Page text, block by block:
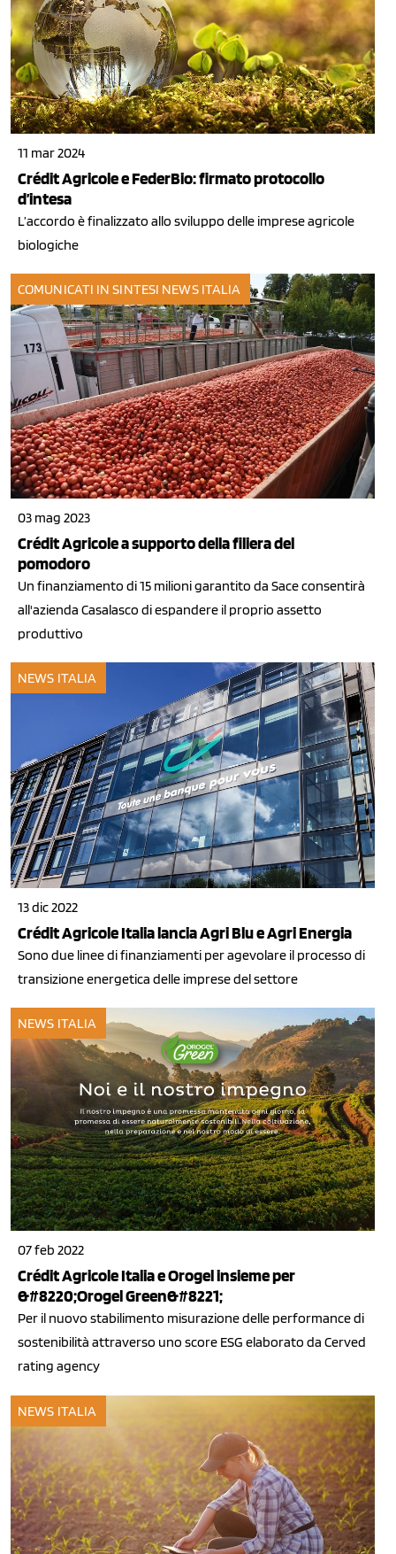
11 mar 2024
Crédit Agricole e FederBio: firmato protocollo
d’intesa
L’accordo è finalizzato allo sviluppo delle imprese agricole
biologiche
COMUNICATI IN SINTESI NEWS ITALIA
03 mag 2023
Crédit Agricole a supporto della filiera del
pomodoro
Un finanziamento di 15 milioni garantito da Sace consentirà
all'azienda Casalasco di espandere il proprio assetto
produttivo
NEWS ITALIA
13 dic 2022
Crédit Agricole Italia lancia Agri Blu e Agri Energia
Sono due linee di finanziamenti per agevolare il processo di
transizione energetica delle imprese del settore
NEWS ITALIA
07 feb 2022
Crédit Agricole Italia e Orogel insieme per
&#8220;Orogel Green&#8221;
Per il nuovo stabilimento misurazione delle performance di
sostenibilità attraverso uno score ESG elaborato da Cerved
rating agency
NEWS ITALIA